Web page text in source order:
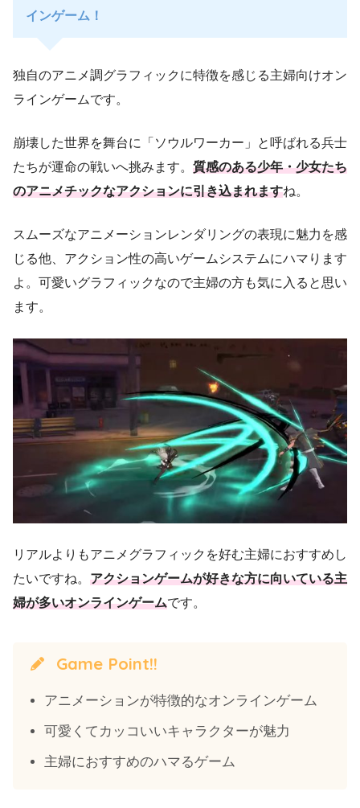
インゲーム！
独自のアニメ調グラフィックに特徴を感じる主婦向けオン
ラインゲームです。
崩壊した世界を舞台に「ソウルワーカー」と呼ばれる兵士
たちが運命の戦いへ挑みます。 質感のある少年・少女たち
のアニメチックなアクションに引き込まれますね。
スムーズなアニメーションレンダリングの表現に魅力を感
じる他、アクション性の高いゲームシステムにハマります
よ。可愛いグラフィックなので主婦の方も気に入ると思い
ます。
リアルよりもアニメグラフィックを好む主婦におすすめし
たいですね。 アクションゲームが好きな方に向いている主
婦が多いオンラインゲームです。
Game Point!!
アニメーションが特徴的なオンラインゲーム
可愛くてカッコいいキャラクターが魅力
主婦におすすめのハマるゲーム